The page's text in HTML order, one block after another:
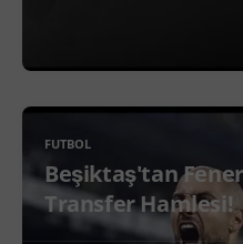
FUTBOL
Beşiktaş'tan
Transfer Hamlesi!